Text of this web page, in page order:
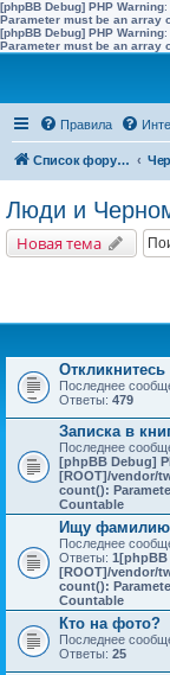
[phpBB Debug] PHP Warning:
Parameter must be an array
[phpBB Debug] PHP Warning:
Parameter must be an array
Правила
Список форумов
Люди и
Новая тема
Последнее
Ответы: 479
Записка в
Последнее
[phpBB Debug]
[ROOT]/vendor/
count():
Countable
Ищу фамилию
Последнее
Ответы: 1[phpBB
[ROOT]/vendor/
count():
Countable
Кто на фото?
Последнее
Ответы: 25